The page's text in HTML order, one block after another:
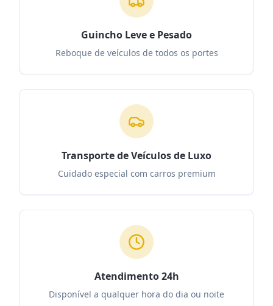
Guincho Leve e Pesado
Reboque de veículos de todos os portes
Transporte de Veículos de Luxo
Cuidado especial com carros premium
Atendimento 24h
Disponível a qualquer hora do dia ou noite